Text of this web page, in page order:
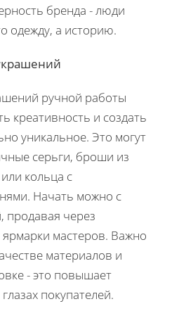
бренда - люди
одежду, а историю.
ручной работы
креативность и создать
уникальное. Это могут
серьги, броши из
кольца с
Начать можно с
продавая через
мастеров. Важно
материалов и
- это повышает
покупателей.